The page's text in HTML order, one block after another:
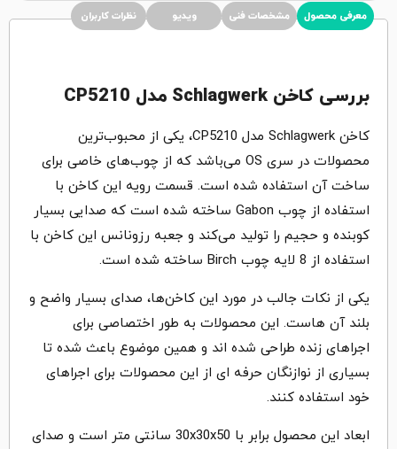
معرفی محصول مشخصات فنی ویدیو نظرات کاربران
بررسی کاخن Schlagwerk مدل CP5210
کاخن Schlagwerk مدل CP5210، یکی از محبوب‌ترین
محصولات در سری OS می‌باشد که از چوب‌های خاصی برای
ساخت آن استفاده شده است. قسمت رویه این کاخن با
استفاده از چوب Gabon ساخته شده است که صدایی بسیار
کوبنده و حجیم را تولید می‌کند و جعبه رزونانس این کاخن با
استفاده از 8 لایه چوب Birch ساخته شده است.
یکی از نکات جالب در مورد این کاخن‌ها، صدای بسیار واضح و
بلند آن هاست. این محصولات به طور اختصاصی برای
اجراهای زنده طراحی شده اند و همین موضوع باعث شده تا
بسیاری از نوازنگان حرفه ای از این محصولات برای اجراهای
خود استفاده کنند.
ابعاد این محصول برابر با 30x30x50 سانتی متر است و صدای